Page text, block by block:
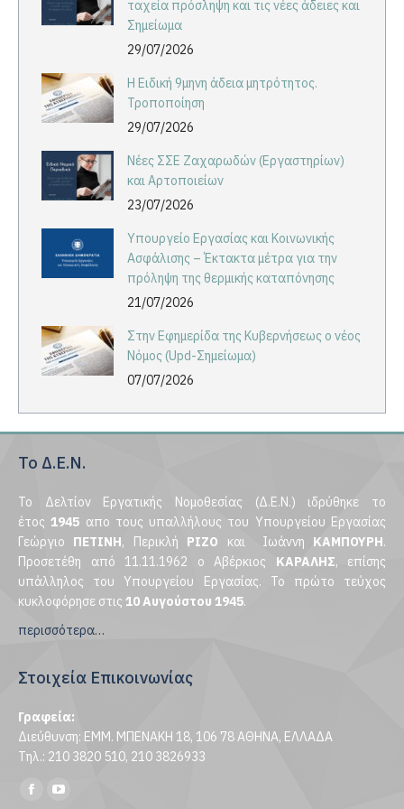
ταχεία πρόσληψη και τις νέες άδειες και
Σημείωμα
29/07/2026
Η Ειδική 9μηνη άδεια μητρότητος.
Τροποποίηση
29/07/2026
Νέες ΣΣΕ Ζαχαρωδών (Εργαστηρίων)
και Αρτοποιείων
23/07/2026
Υπουργείο Εργασίας και Κοινωνικής
Ασφάλισης – Έκτακτα μέτρα για την
πρόληψη της θερμικής καταπόνησης
21/07/2026
Στην Εφημερίδα της Κυβερνήσεως ο νέος
Νόμος (Upd-Σημείωμα)
07/07/2026
Το Δ.Ε.Ν.
Το Δελτίον Εργατικής Νομοθεσίας (Δ.Ε.Ν.) ιδρύθηκε το
έτος1945 απο τους υπαλλήλους του Υπουργείου Εργασίας
Γεώργιο ΠΕΤΙΝΗ, Περικλή ΡΙΖΟ και Ιωάννη ΚΑΜΠΟΥΡΗ.
Προσετέθη από 11.11.1962 ο Αβέρκιος ΚΑΡΑΛΗΣ, επίσης
υπάλληλος του Υπουργείου Εργασίας. Το πρώτο τεύχος
κυκλοφόρησε στις 10 Αυγούστου 1945.
περισσότερα…
Στοιχεία Επικοινωνίας
Γραφεία:
Διεύθυνση: ΕΜΜ. ΜΠΕΝΑΚΗ 18, 106 78 ΑΘΗΝΑ, ΕΛΛΑΔΑ
Τηλ.: 210 3820 510, 210 3826933
Find us on:
Facebook